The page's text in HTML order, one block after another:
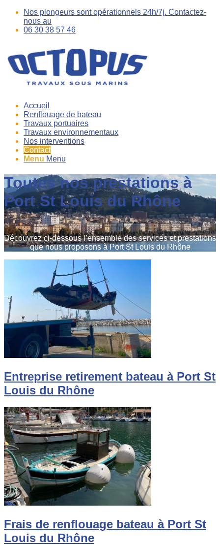
Nos plongeurs sont opérationnels 24h/7j. Contactez-
nous au
06 30 38 57 46
Accueil
Renflouage de bateau
Travaux portuaires
Travaux environnementaux
Nos interventions
Contact
Menu Menu
Toutes nos prestations à
Port St Louis du Rhône
Découvrez ci-dessous l’ensemble des services et prestations
que nous proposons à Port St Louis du Rhône
Entreprise retirement bateau à Port St
Louis du Rhône
Frais de renflouage bateau à Port St
Louis du Rhône